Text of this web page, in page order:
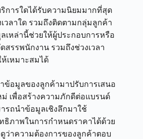
การใดได้รับความนิยมมากที่สุด
วลาใด รวมถึงติดตามกลุ่มลูกค้า
เหล่านี้ช่วยให้ผู้ประกอบการหรือ
สรรพนักงาน รวมถึงช่วงเวลา
เหมาะสมได้
ข้อมูลของลูกค้ามาปรับการเสนอ
เพื่อสร้างความภักดีต่อแบรนด์
รถนำข้อมูลเชิงลึกมาใช้
ธิภาพในการกำหนดราคาได้ด้วย
ว่าความต้องการของลูกค้าตอบ